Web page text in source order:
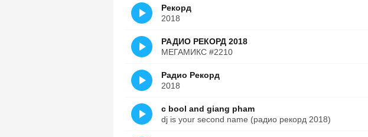
Рекорд
2018
РАДИО РЕКОРД 2018
МЕГАМИКС #2210
Радио Рекорд
2018
c bool and giang pham
dj is your second name (радио рекорд 2018)